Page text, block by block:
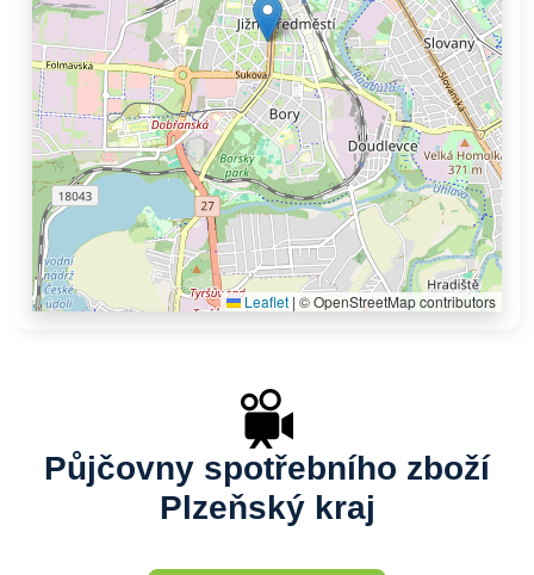
Leaflet | © OpenStreetMap contributors
Půjčovny spotřebního zboží
Plzeňský kraj